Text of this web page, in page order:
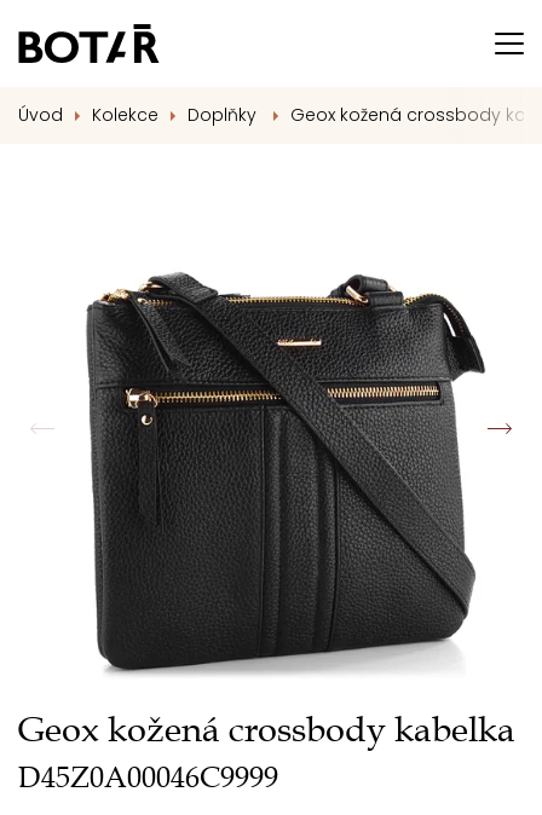
Úvod Kolekce Doplňky Geox kožená crossbody
Geox kožená crossbody kabelka
D45Z0A00046C9999